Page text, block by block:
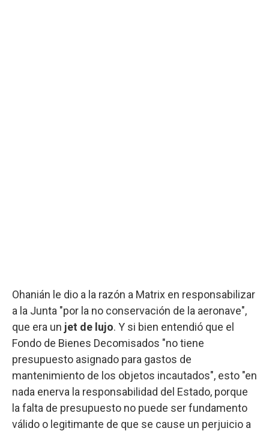
Ohanián le dio a la razón a Matrix en responsabilizar
a la Junta "por la no conservación de la aeronave",
que era un jet de lujo. Y si bien entendió que el
Fondo de Bienes Decomisados "no tiene
presupuesto asignado para gastos de
mantenimiento de los objetos incautados", esto "en
nada enerva la responsabilidad del Estado, porque
la falta de presupuesto no puede ser fundamento
válido o legitimante de que se cause un perjuicio a